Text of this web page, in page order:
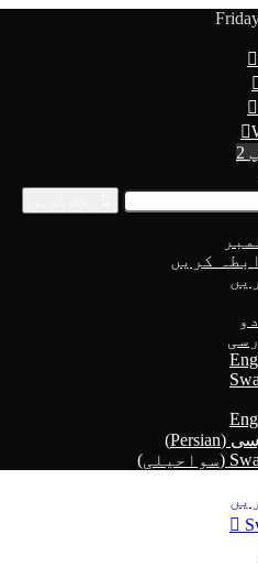
کریں
(
Persian
)
(سواحیلی)